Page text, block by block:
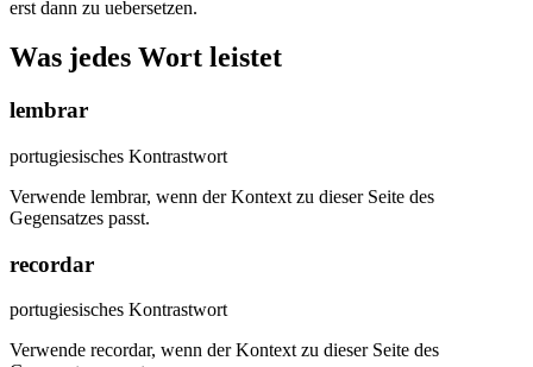
erst dann zu uebersetzen.
Was jedes Wort leistet
lembrar
portugiesisches Kontrastwort
Verwende lembrar, wenn der Kontext zu dieser Seite des
Gegensatzes passt.
recordar
portugiesisches Kontrastwort
Verwende recordar, wenn der Kontext zu dieser Seite des